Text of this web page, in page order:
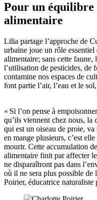
Pour un équilibre
alimentaire
Lilia partage l’approche de
urbaine joue un rôle
alimentaire; sans cette
l’utilisation de pesticides, de
contamine nos espaces de
font partie l’air, l’eau et le
« Si l’on pense à
qu’ils viennent chez nous, la
qui est un oiseau de proie,
en mange plusieurs, c’est
mourir. Cette accumulation
alimentaire finit par affecter
ne disparaîtront pas dans
où il ne sera plus possible
Poirier, éducatrice